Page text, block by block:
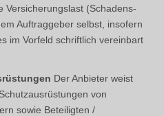
Versicherungslast (Schadens-
Auftraggeber selbst, insofern
im Vorfeld schriftlich vereinbart
Der Anbieter weist
von
sowie Beteiligten /